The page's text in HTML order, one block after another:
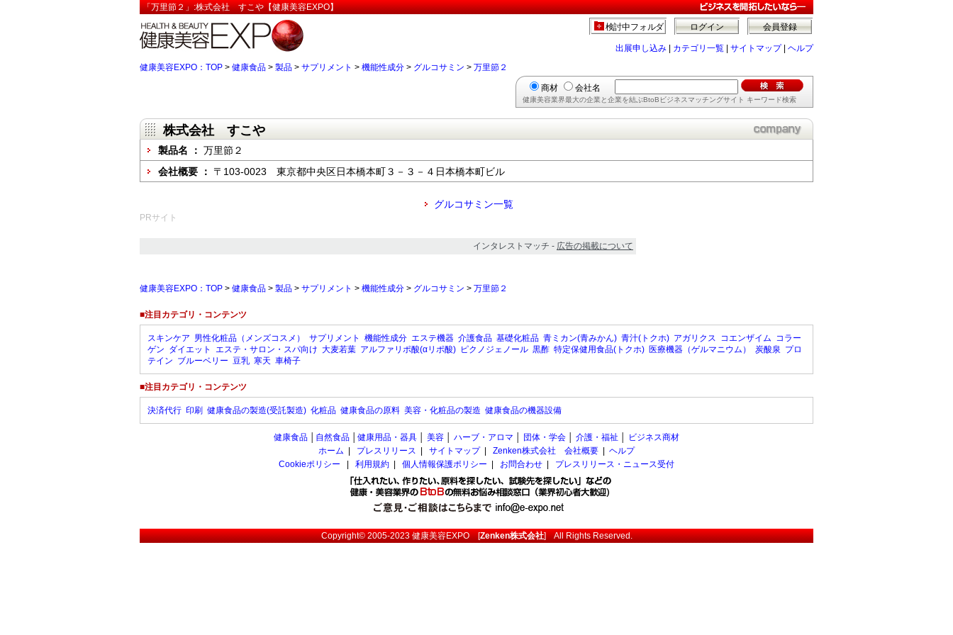
「万里節２」:株式会社 すこや【健康美容EXPO】
会員登録
ログイン
検討中フォルダ
出展申し込み カテゴリ一覧 サイトマップ| ヘルプ
健康美容EXPO：TOP > 健康食品 > 製品 > サプリメント > 機能性成分 > グルコサミン > 万里節２
商材 会社名
健康美容業界最大の企業と企業を結ぶBtoBビジネスマッチングサイト キーワード検索
株式会社 すこや
製品名 ： 万里節２
会社概要 ： 〒103-0023 東京都中央区日本橋本町３－３－４日本橋本町ビル
グルコサミン一覧
PRサイト
インタレストマッチ - 広告の掲載について
健康美容EXPO：TOP > 健康食品 > 製品 > サプリメント > 機能性成分 > グルコサミン > 万里節２
■注目カテゴリ・コンテンツ
スキンケア 男性化粧品（メンズコスメ） サプリメント 機能性成分 エステ機器 介護食品 基礎化粧品 青ミカン(青みかん) 青汁(トクホ) アガリクス コエンザイム コラー
ゲン ダイエット エステ・サロン・スパ向け 大麦若葉 アルファリポ酸(αリポ酸) ピクノジェノール 黒酢 特定保健用食品(トクホ) 医療機器（ゲルマニウム） 炭酸泉 プロ
テイン ブルーベリー 豆乳 寒天 車椅子
■注目カテゴリ・コンテンツ
決済代行 印刷 健康食品の製造(受託製造) 化粧品 健康食品の原料 美容・化粧品の製造 健康食品の機器設備
健康食品 自然食品 健康用品・器具 美容 ハーブ・アロマ 団体・学会 介護・福祉
ビジネス商材
ホーム
プレスリリース サイトマップ| Zenken株式会社 会社概要
ヘルプ
Cookieポリシー
利用規約 個人情報保護ポリシー お問合わせ プレスリリース・ニュース受付
Copyright© 2005-2023健康美容EXPO[Zenken株式会社] All Rights Reserved.